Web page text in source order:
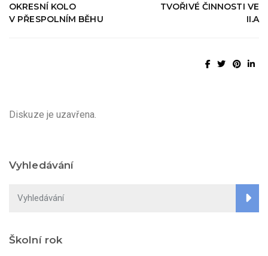
OKRESNÍ KOLO
V PŘESPOLNÍM BĚHU
TVOŘIVÉ ČINNOSTI VE
II.A
Diskuze je uzavřena.
Vyhledávání
Školní rok